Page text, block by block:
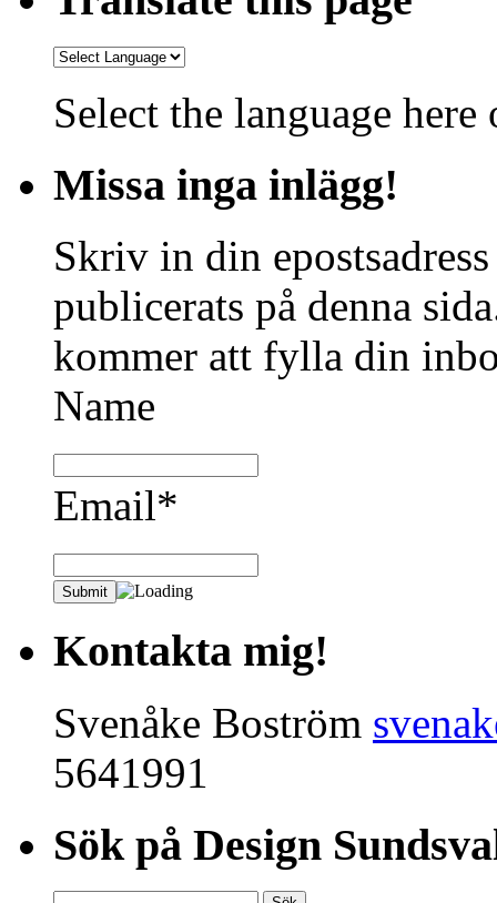
Select the language
Missa inga inlägg!
Skriv in din
publicerats på denna
kommer att fylla din
Name
Email*
Kontakta mig!
Svenåke Boström
5641991
Sök på Design